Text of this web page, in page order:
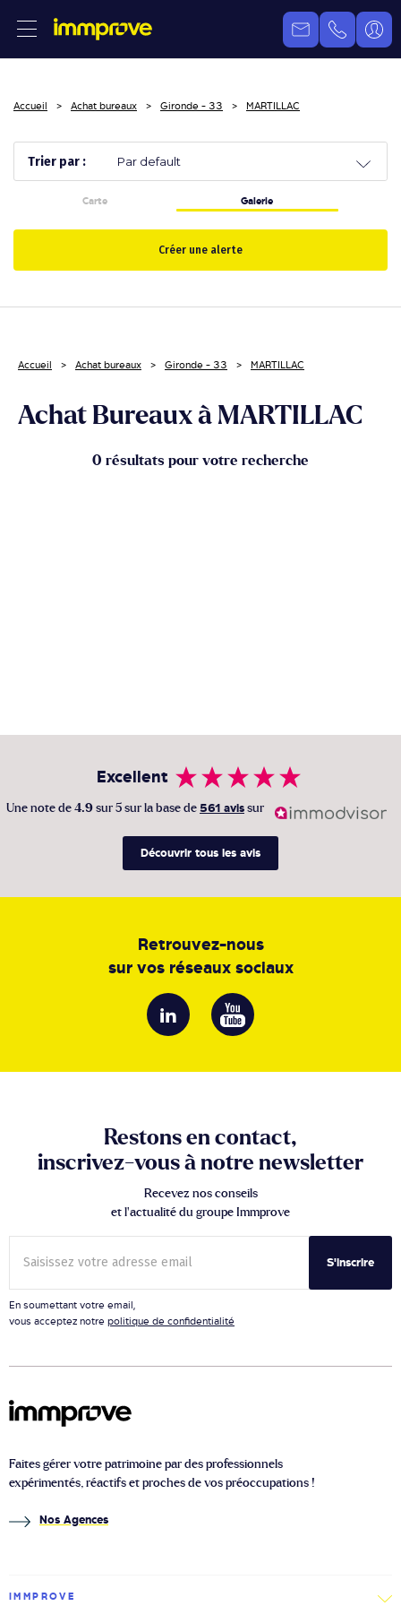
Accueil Achat bureaux Gironde - 33 MARTILLAC
Trier par :
Carte Galerie
Créer une alerte
Accueil Achat bureaux Gironde - 33 MARTILLAC
Achat Bureaux à MARTILLAC
0 résultats pour votre recherche
Excellent
Une note de 4.9 sur 5 sur la base de 561 avis sur
Découvrir tous les avis
Retrouvez-nous
sur vos réseaux sociaux
Restons en contact,
inscrivez-vous à notre newsletter
Recevez nos conseils
et l’actualité du groupe Immprove
S'inscrire
En soumettant votre email,
vous acceptez notre politique de confidentialité
Faites gérer votre patrimoine par des professionnels
expérimentés, réactifs et proches de vos préoccupations !
Nos Agences
IMMPROVE